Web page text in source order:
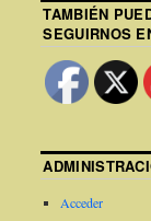
TAMBIÉN
SEGUIRNOS
Acceder